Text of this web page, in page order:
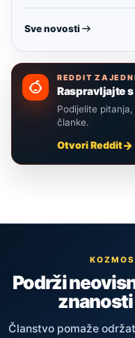
Sve novosti
REDDIT
Raspravljajte
Podijelite
članke.
Otvori Reddit
Podrži
Članstvo pomaže